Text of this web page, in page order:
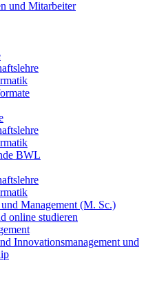
und Mitarbeiter
BWL
Management (M. Sc.)
online studieren
Innovationsmanagement und